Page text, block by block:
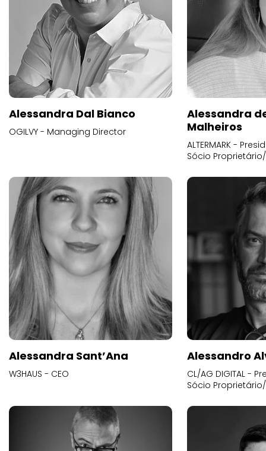
Alessandra Dal Bianco
OGILVY - Managing Director
Alessandra
Malheiros
ALTERMARK -
Sócio
Alessandra Sant’Ana
W3HAUS - CEO
Alessandro
CL/AG DIGITAL -
Sócio